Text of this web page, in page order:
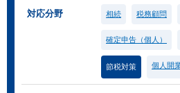
対応分野 相続 税務顧問
確定申告（個人）
節税対策 個人開